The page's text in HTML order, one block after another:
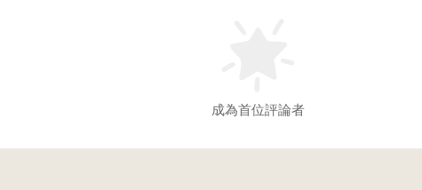
成為首位評論者